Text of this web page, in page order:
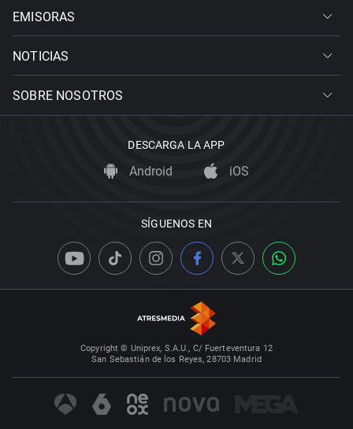
EMISORAS
NOTICIAS
SOBRE NOSOTROS
DESCARGA LA APP
Android iOS
SÍGUENOS EN
Copyright © Uniprex, S.A.U., C/ Fuerteventura 12
San Sebastián de los Reyes, 28703 Madrid